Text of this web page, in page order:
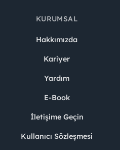
KURUMSAL
Hakkımızda
Kariyer
Yardım
E-Book
İletişime Geçin
Kullanıcı Sözleşmesi